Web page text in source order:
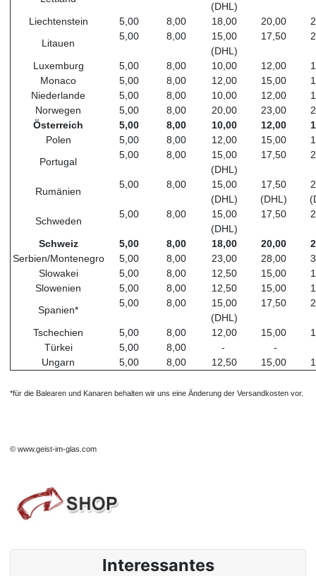
(DHL)
Liechtenstein 5,00 8,00 18,00 20,00
Litauen
5,00 8,00
15,00
(DHL)
17,50
Luxemburg 5,00 8,00 10,00 12,00
Monaco
5,00 8,00 12,00 15,00
Niederlande
5,00 8,00 10,00 12,00
Norwegen
5,00 8,00 20,00 23,00
Österreich
5,00 8,00 10,00 12,00
Polen
5,00 8,00 12,00 15,00
Portugal
5,00 8,00
15,00
(DHL)
17,50
Rumänien
5,00 8,00
15,00
(DHL)
17,50
(DHL)
Schweden
5,00 8,00
15,00
(DHL)
17,50
Schweiz 5,00 8,00 18,00 20,00
Serbien/Montenegro
5,00 8,00 23,00 28,00
Slowakei
5,00 8,00 12,50 15,00
Slowenien
5,00 8,00 12,50 15,00
Spanien*
5,00 8,00
15,00
(DHL)
17,50
Tschechien 5,00 8,00 12,00 15,00
Türkei
5,00 8,00 -
-
Ungarn
5,00 8,00 12,50 15,00
*für die Balearen und Kanaren behalten wir uns eine Änderung der Versandkosten vor.
© www.geist-im-glas.com
Interessantes